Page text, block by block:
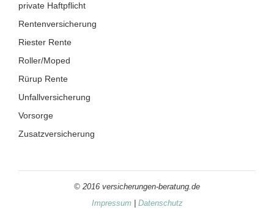
private Haftpflicht
Rentenversicherung
Riester Rente
Roller/Moped
Rürup Rente
Unfallversicherung
Vorsorge
Zusatzversicherung
© 2016 versicherungen-beratung.de
Impressum
Datenschutz